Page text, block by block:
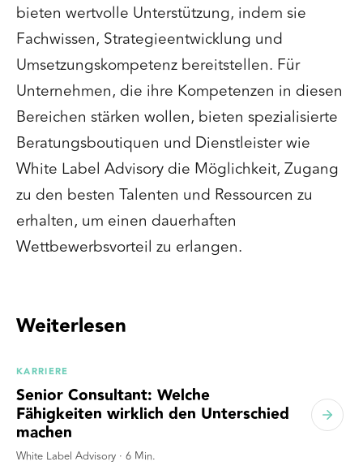
bieten wertvolle Unterstützung, indem sie
Fachwissen, Strategieentwicklung und
Umsetzungskompetenz bereitstellen. Für
Unternehmen, die ihre Kompetenzen in diesen
Bereichen stärken wollen, bieten spezialisierte
Beratungsboutiquen und Dienstleister wie
White Label Advisory die Möglichkeit, Zugang
zu den besten Talenten und Ressourcen zu
erhalten, um einen dauerhaften
Wettbewerbsvorteil zu erlangen.
Weiterlesen
KARRIERE
Senior Consultant: Welche
Fähigkeiten wirklich den Unterschied
machen
White Label Advisory · 6 Min.